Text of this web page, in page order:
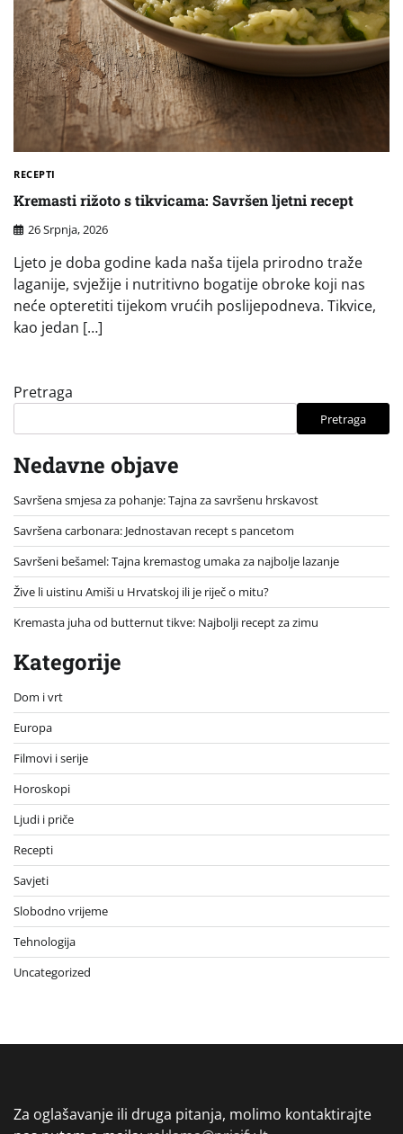
RECEPTI
Kremasti rižoto s tikvicama: Savršen ljetni recept
26 Srpnja, 2026
Ljeto je doba godine kada naša tijela prirodno traže
laganije, svježije i nutritivno bogatije obroke koji nas
neće opteretiti tijekom vrućih poslijepodneva. Tikvice,
kao jedan […]
Pretraga
Pretraga
Nedavne objave
Savršena smjesa za pohanje: Tajna za savršenu hrskavost
Savršena carbonara: Jednostavan recept s pancetom
Savršeni bešamel: Tajna kremastog umaka za najbolje lazanje
Žive li uistinu Amiši u Hrvatskoj ili je riječ o mitu?
Kremasta juha od butternut tikve: Najbolji recept za zimu
Kategorije
Dom i vrt
Europa
Filmovi i serije
Horoskopi
Ljudi i priče
Recepti
Savjeti
Slobodno vrijeme
Tehnologija
Uncategorized
Za oglašavanje ili druga pitanja, molimo kontaktirajte